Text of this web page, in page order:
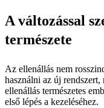
A változással
természete
Az ellenállás nem
használni az új
ellenállás természetes
első lépés a kezeléséhez.